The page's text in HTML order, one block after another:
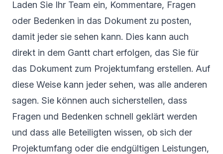
Laden Sie Ihr Team ein, Kommentare, Fragen
oder Bedenken in das Dokument zu posten,
damit jeder sie sehen kann. Dies kann auch
direkt in dem Gantt chart erfolgen, das Sie für
das Dokument zum Projektumfang erstellen. Auf
diese Weise kann jeder sehen, was alle anderen
sagen. Sie können auch sicherstellen, dass
Fragen und Bedenken schnell geklärt werden
und dass alle Beteiligten wissen, ob sich der
Projektumfang oder die endgültigen Leistungen,